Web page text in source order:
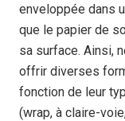
enveloppée dans
que le papier de
sa surface. Ainsi,
offrir diverses
fonction de leur
(wrap, à claire-